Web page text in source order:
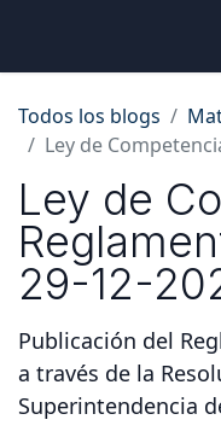
Todos los blogs
Ley de Competencia
Ley de
29-12-
Publicación del
a través de la
Superintendencia